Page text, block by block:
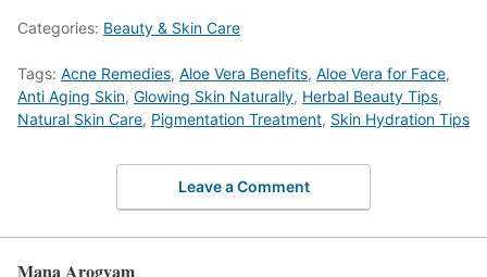
Categories: Beauty & Skin Care
Tags: Acne Remedies, Aloe Vera Benefits, Aloe Vera for Face,
Anti Aging Skin, Glowing Skin Naturally, Herbal Beauty Tips,
Natural Skin Care, Pigmentation Treatment, Skin Hydration Tips
Leave a Comment
Mana Arogyam